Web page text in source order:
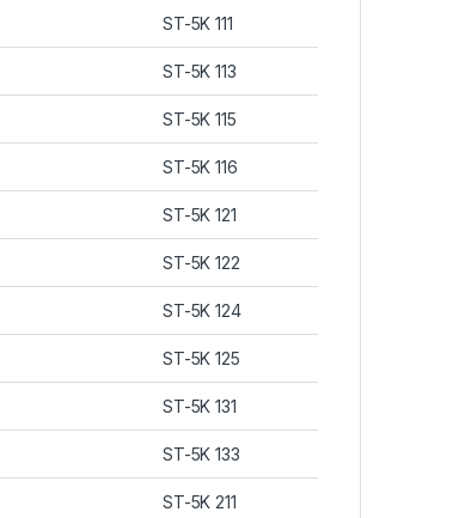
ST-5K 111
ST-5K 113
ST-5K 115
ST-5K 116
ST-5K 121
ST-5K 122
ST-5K 124
ST-5K 125
ST-5K 131
ST-5K 133
ST-5K 211